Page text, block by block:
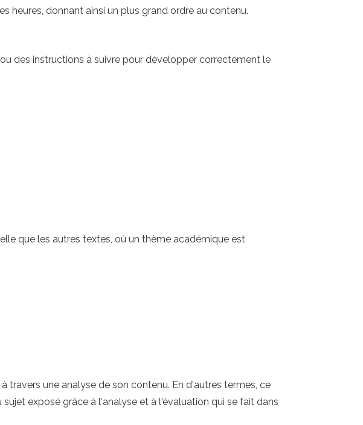
heures, donnant ainsi un plus grand ordre au contenu.
des instructions à suivre pour développer correctement le
que les autres textes, où un thème académique est
travers une analyse de son contenu. En d'autres termes, ce
exposé grâce à l'analyse et à l'évaluation qui se fait dans